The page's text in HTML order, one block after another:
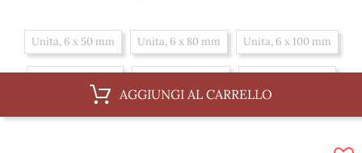
Unita, 6 x 50 mm Unita, 6 x 80 mm Unita, 6 x 100 mm
Unita, 6 x 70 mm Unita, 6 x 30 mm Scatola, 6 x 35 mm
Scatola, 6 x 70 mm
AGGIUNGI AL CARRELLO